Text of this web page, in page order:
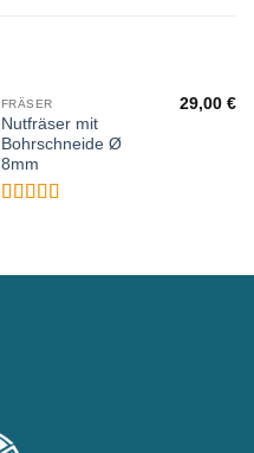
FRÄSER
Nutfräser mit
Bohrschneide Ø
8mm
29,00€